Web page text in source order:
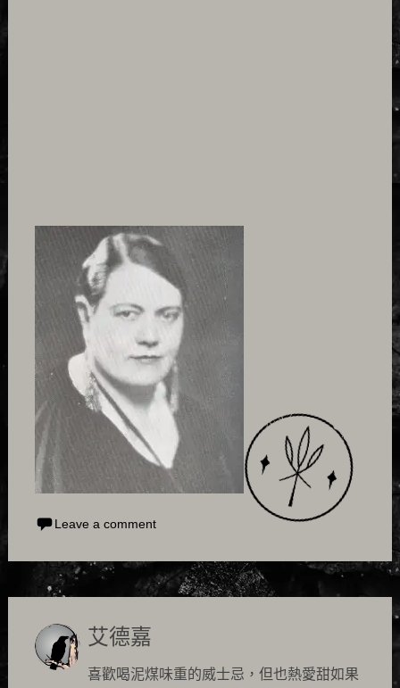
Leave a comment
艾德嘉
喜歡喝泥煤味重的威士忌，但也熱愛甜如果